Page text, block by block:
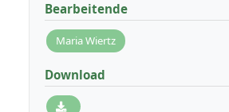
Bearbeitende
Maria Wiertz
Download